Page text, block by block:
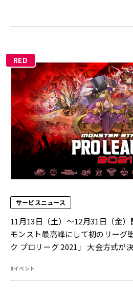
RED
サービスニュース
11月13日（土）～12月31日（金
モンスト最高峰にして初のリーグ
ク プロリーグ 2021」 大会方式が
#イベント